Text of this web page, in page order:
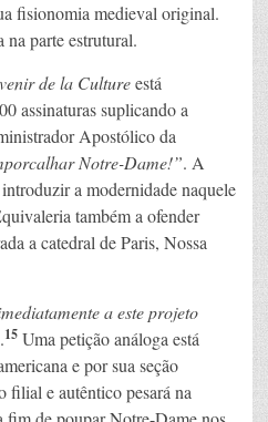
fisionomia medieval original.
parte estrutural.
de la Cultureestá
assinaturas suplicando a
Apostólico da
Notre-Dame!”. A
a modernidade naquele
também a ofender
a catedral de Paris, Nossa
a este projeto
.15 Uma petição análoga está
e por sua seção
filial e autêntico pesará na